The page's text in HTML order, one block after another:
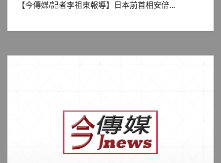
【今傳媒/記者李祖東報導】日本前首相安倍...